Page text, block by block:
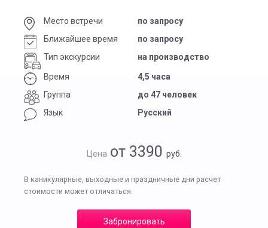
Место встречи
по запросу
Ближайшее время
по запросу
Тип экскурсии
на производство
Время
4,5 часа
Группа
до 47 человек
Язык
Русский
Цена от 3390 руб.
В каникулярные, выходные и праздничные дни расчет
стоимости может отличаться.
Забронировать